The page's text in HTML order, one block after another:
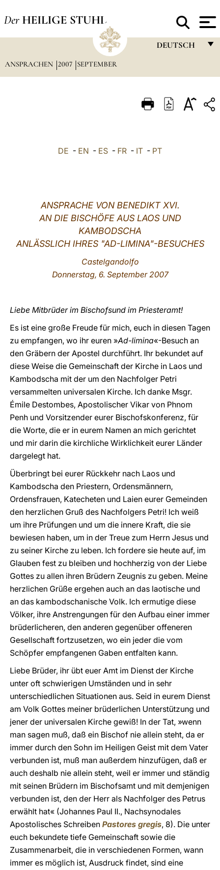
Der HEILIGE STUHL
DEUTSCH
ITALIANO
中文
ANSPRACHEN 2007 SEPTEMBER
DE - EN - ES - FR - IT - PT
ANSPRACHE VON BENEDIKT XVI.
AN DIE BISCHÖFE AUS LAOS UND
KAMBODSCHA
ANLÄSSLICH IHRES "AD-LIMINA"-BESUCHES
Castelgandolfo
Donnerstag, 6. September 2007
Liebe Mitbrüder im Bischofsund im Priesteramt!
Es ist eine große Freude für mich, euch in diesen Tagen
zu empfangen, wo ihr euren »Ad-limina«-Besuch an
den Gräbern der Apostel durchführt. Ihr bekundet auf
diese Weise die Gemeinschaft der Kirche in Laos und
Kambodscha mit der um den Nachfolger Petri
versammelten universalen Kirche. Ich danke Msgr.
Émile Destombes, Apostolischer Vikar von Phnom
Penh und Vorsitzender eurer Bischofskonferenz, für
die Worte, die er in eurem Namen an mich gerichtet
und mir darin die kirchliche Wirklichkeit eurer Länder
dargelegt hat.
Überbringt bei eurer Rückkehr nach Laos und
Kambodscha den Priestern, Ordensmännern,
Ordensfrauen, Katecheten und Laien eurer Gemeinden
den herzlichen Gruß des Nachfolgers Petri! Ich weiß
um ihre Prüfungen und um die innere Kraft, die sie
bewiesen haben, um in der Treue zum Herrn Jesus und
zu seiner Kirche zu leben. Ich fordere sie heute auf, im
Glauben fest zu bleiben und hochherzig von der Liebe
Gottes zu allen ihren Brüdern Zeugnis zu geben. Meine
herzlichen Grüße ergehen auch an das laotische und
an das kambodschanische Volk. Ich ermutige diese
Völker, ihre Anstrengungen für den Aufbau einer immer
brüderlicheren, den anderen gegenüber offeneren
Gesellschaft fortzusetzen, wo ein jeder die vom
Schöpfer empfangenen Gaben entfalten kann.
Liebe Brüder, ihr übt euer Amt im Dienst der Kirche
unter oft schwierigen Umständen und in sehr
unterschiedlichen Situationen aus. Seid in eurem Dienst
am Volk Gottes meiner brüderlichen Unterstützung und
jener der universalen Kirche gewiß! In der Tat, »wenn
man sagen muß, daß ein Bischof nie allein steht, da er
immer durch den Sohn im Heiligen Geist mit dem Vater
verbunden ist, muß man außerdem hinzufügen, daß er
auch deshalb nie allein steht, weil er immer und ständig
mit seinen Brüdern im Bischofsamt und mit demjenigen
verbunden ist, den der Herr als Nachfolger des Petrus
erwählt hat« (Johannes Paul II., Nachsynodales
Apostolisches Schreiben Pastores gregis, 8). Die unter
euch bekundete tiefe Gemeinschaft sowie die
Zusammenarbeit, die in verschiedenen Formen, wann
immer es möglich ist, Ausdruck findet, sind eine